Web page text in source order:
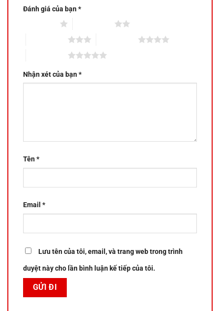
Đánh giá của bạn*
Nhận xét của bạn*
Tên*
Email *
Lưu tên của tôi, email, và trang web trong trình
duyệt này cho lần bình luận kế tiếp của tôi.